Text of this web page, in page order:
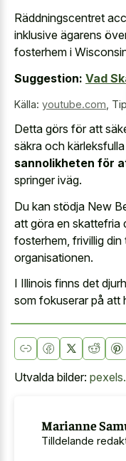
Räddningscentret
inklusive ägarens
fosterhem i
Suggestion: Vad
Källa: youtube.com
Detta görs för att
säkra och
sannolikheten för
springer iväg.
Du kan stödja New
att göra en skattefria
fosterhem, frivillig din
organisationen.
I Illinois finns det
som fokuserar på att
Utvalda bilder:
Marianne
Tilldelande